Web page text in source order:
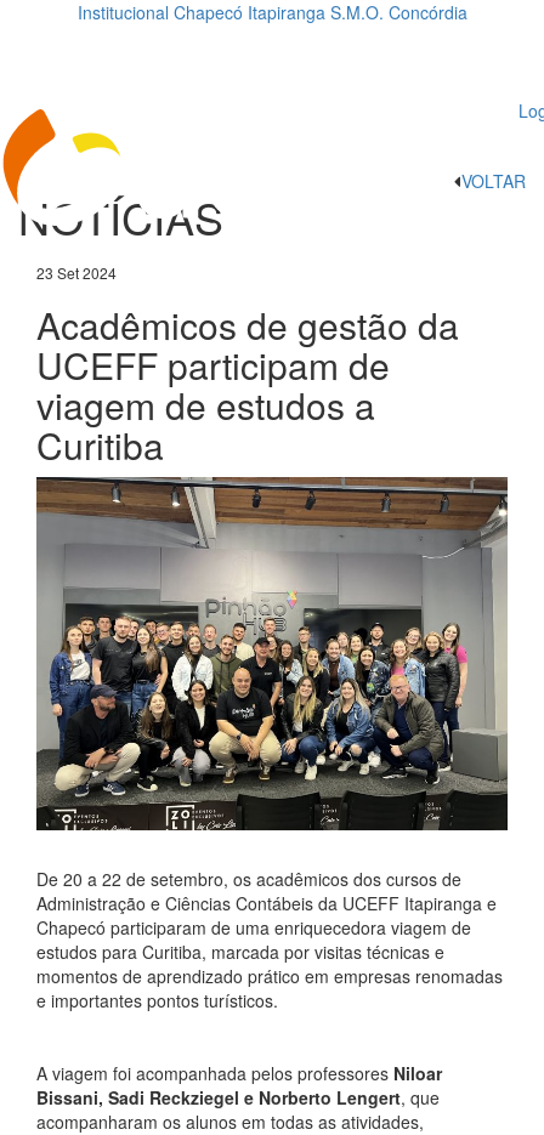
Institucional Chapecó Itapiranga S.M.O. Concórdia
VOLTAR
NOTÍCIAS
23 Set 2024
Acadêmicos de gestão da
UCEFF participam de
viagem de estudos a
Curitiba
De 20 a 22 de setembro, os acadêmicos dos cursos de
Administração e Ciências Contábeis da UCEFF Itapiranga e
Chapecó participaram de uma enriquecedora viagem de
estudos para Curitiba, marcada por visitas técnicas e
momentos de aprendizado prático em empresas renomadas
e importantes pontos turísticos.
A viagem foi acompanhada pelos professores Niloar
Bissani, Sadi Reckziegel e Norberto Lengert, que
acompanharam os alunos em todas as atividades,